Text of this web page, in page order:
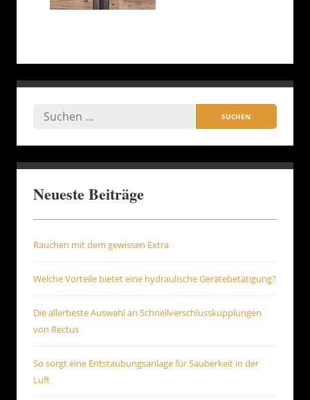
Neueste Beiträge
Rauchen mit dem gewissen Extra
Welche Vorteile bietet eine hydraulische Gerätebetätigung?
Die allerbeste Auswahl an Schnellverschlusskupplungen
von Rectus
So sorgt eine Entstaubungsanlage für Sauberkeit in der
Luft